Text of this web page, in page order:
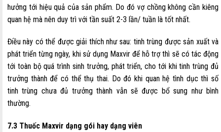
hưởng tới hiệu quả của sản phẩm. Do đó vợ chồng không cần kiêng
quan hệ mà nên duy trì với tần suất 2-3 lần/ tuần là tốt nhất.
Điều này có thể được giải thích như sau: tinh trùng được sản xuất và
phát triển từng ngày, khi sử dụng Maxvir để hỗ trợ thì sẽ có tác động
tới toàn bộ quá trình sinh trưởng, phát triển, cho tới khi tinh trùng đủ
trưởng thành để có thể thụ thai. Do đó khi quan hệ tình dục thì số
tinh trùng chưa đủ trưởng thành vẫn sẽ được bổ sung như bình
thường.
7.3 Thuốc Maxvir dạng gói hay dạng viên